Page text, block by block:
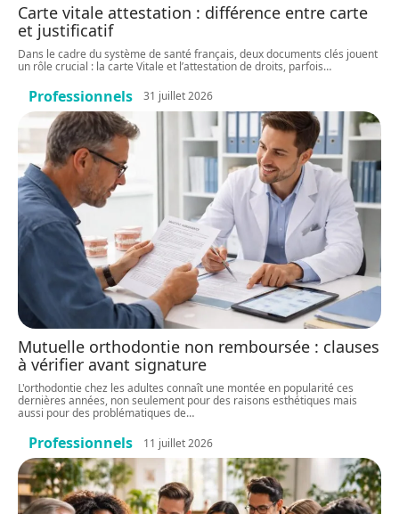
Carte vitale attestation : différence entre carte
et justificatif
Dans le cadre du système de santé français, deux documents clés jouent
un rôle crucial : la carte Vitale et l’attestation de droits, parfois…
Professionnels 31 juillet 2026
Mutuelle orthodontie non remboursée : clauses
à vérifier avant signature
L'orthodontie chez les adultes connaît une montée en popularité ces
dernières années, non seulement pour des raisons esthétiques mais
aussi pour des problématiques de…
Professionnels 11 juillet 2026